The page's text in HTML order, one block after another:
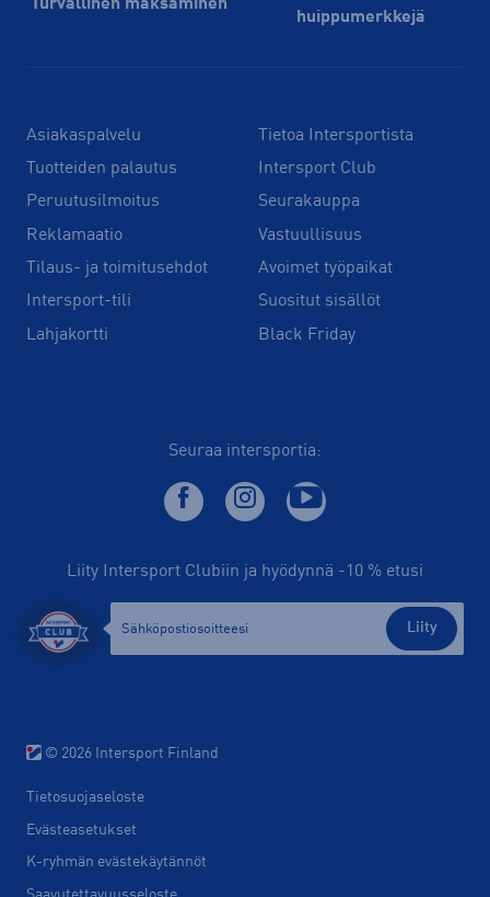
Turvallinen maksaminen
huippu­merkkejä
Asiakaspalvelu
Tuotteiden palautus
Peruutusilmoitus
Reklamaatio
Tilaus- ja toimitusehdot
Intersport-tili
Lahjakortti
Tietoa Intersportista
Intersport Club
Seurakauppa
Vastuullisuus
Avoimet työpaikat
Suositut sisällöt
Black Friday
Seuraa intersportia:
Liity Intersport Clubiin ja hyödynnä -10 % etusi
Liity
© 2026 Intersport Finland
Tietosuojaseloste
Evästeasetukset
K-ryhmän evästekäytännöt